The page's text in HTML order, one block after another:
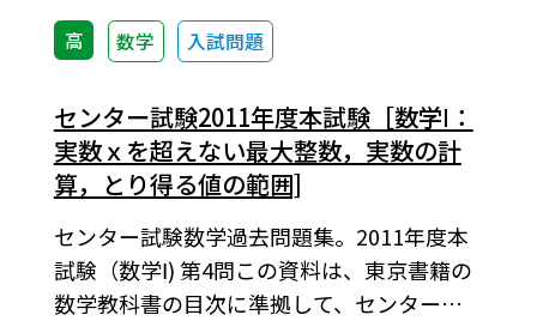
高 数学 入試問題
センター試験2011年度本試験［数学Ⅰ：
実数ｘを超えない最大整数，実数の計
算，とり得る値の範囲]
センター試験数学過去問題集。2011年度本
試験（数学Ⅰ) 第4問この資料は、東京書籍の
数学教科書の目次に準拠して、センター試